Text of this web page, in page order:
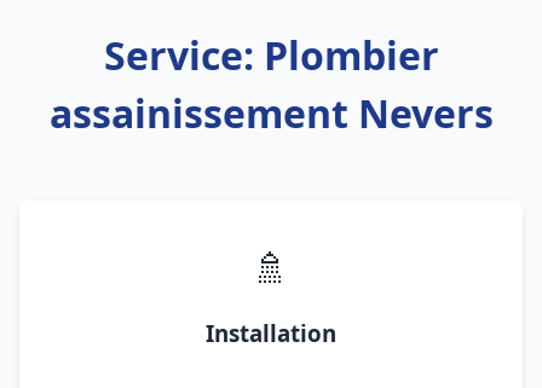
Service: Plombier
assainissement Nevers
🚿
Installation